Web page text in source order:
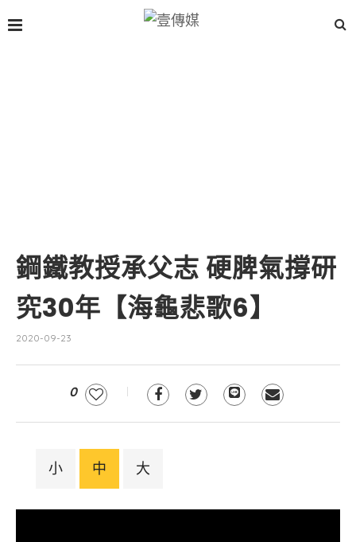
鋼鐵教授承父志 硬脾氣撐研
究30年【海龜悲歌6】
2020-09-23
0
小 中 大